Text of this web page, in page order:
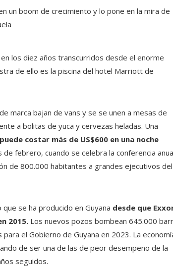
en los diez años transcurridos desde el enorme
de ello es la piscina del hotel Marriott de
marca bajan de vans y se se unen a mesas de
a bolitas de yuca y cervezas heladas. Una
puede costar más de US$600 en una noche
febrero, cuando se celebra la conferencia
de 800.000 habitantes a grandes ejecutivos del
se ha producido en Guyana desde que
2015. Los nuevos pozos bombean 645.000
el Gobierno de Guyana en 2023. La
de ser una de las de peor desempeño de la
seguidos.